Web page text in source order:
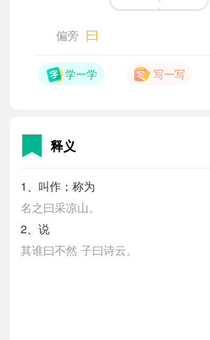
偏旁 曰
学一学 写一写
释义
1、叫作；称为
名之曰采凉山。
2、说
其谁曰不然 子曰诗云。